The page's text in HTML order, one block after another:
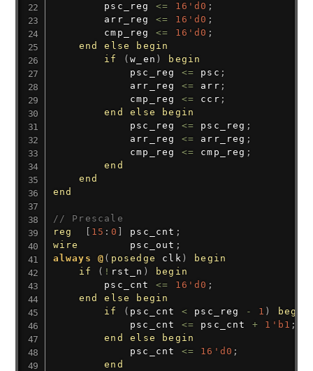
        psc_reg
<= 16'd0 ;
        arr_reg
<= 16'd0 ;
        cmp_reg
<= 16'd0 ;
end
else
begin
if
(w_en )
begin
            psc_reg
<= psc ;
            arr_reg
<= arr ;
            cmp_reg
<= ccr ;
end
else
begin
            psc_reg
<= psc_reg ;
            arr_reg
<= arr_reg ;
            cmp_reg
<= cmp_reg ;
end
end
end
// Prescale
reg
15 : 0 psc_cnt ;
wire
        psc_out
;
always @ ( posedge clk )
begin
if
( ! rst_n )
begin
        psc_cnt
<= 16'd0 ;
end
else
begin
if
( psc_cnt < psc_reg - 1 )
begin
            psc_cnt
<= psc_cnt + 1'b1 ;
end
else
begin
            psc_cnt
<= 16'd0 ;
end